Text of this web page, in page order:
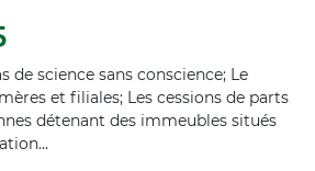
de science sans conscience; Le
et filiales; Les cessions de parts
détenant des immeubles situés